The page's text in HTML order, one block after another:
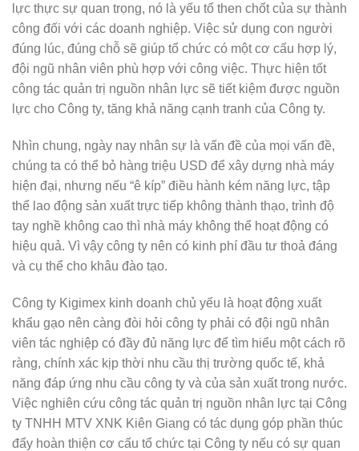
lực thực sự quan trọng, nó là yếu tố then chốt của sự thành
công đối với các doanh nghiệp. Việc sử dụng con người
đúng lúc, đúng chỗ sẽ giúp tổ chức có một cơ cấu hợp lý,
đội ngũ nhân viên phù hợp với công việc. Thực hiện tốt
công tác quản trị nguồn nhân lực sẽ tiết kiệm được nguồn
lực cho Công ty, tăng khả năng cạnh tranh của Công ty.
Nhìn chung, ngày nay nhân sự là vấn đề của mọi vấn đề,
chúng ta có thể bỏ hàng triệu USD để xây dựng nhà máy
hiện đại, nhưng nếu “ê kíp” điều hành kém năng lực, tập
thể lao động sản xuất trực tiếp không thành thạo, trình độ
tay nghề không cao thì nhà máy không thể hoạt động có
hiệu quả. Vì vậy công ty nên có kinh phí đầu tư thoả đáng
và cụ thể cho khâu đào tạo.
Công ty Kigimex kinh doanh chủ yếu là hoạt động xuất
khẩu gạo nên càng đòi hỏi công ty phải có đội ngũ nhân
viên tác nghiệp có đầy đủ năng lực để tìm hiểu một cách rõ
ràng, chính xác kịp thời nhu cầu thị trường quốc tế, khả
năng đáp ứng nhu cầu công ty và của sản xuất trong nước.
Việc nghiên cứu công tác quản trị nguồn nhân lực tại Công
ty TNHH MTV XNK Kiên Giang có tác dụng góp phần thúc
đẩy hoàn thiện cơ cấu tổ chức tại Công ty nếu có sự quan